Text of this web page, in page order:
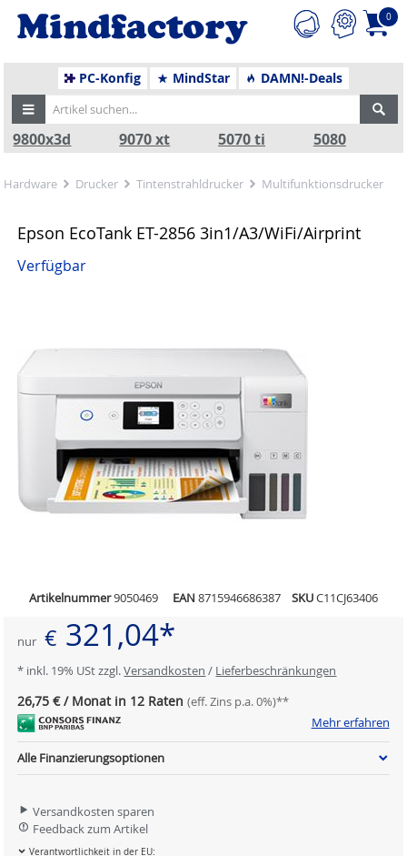
0
PC-Konfig MindStar DAMN!-Deals
9800x3d 9070 xt 5070 ti 5080
Hardware Drucker Tintenstrahldrucker Multifunktionsdrucker
Epson EcoTank ET-2856 3in1/A3/WiFi/Airprint
Verfügbar
Artikelnummer9050469 EAN 8715946686387 SKUC11CJ63406
nur € 321,04*
* inkl. 19% USt zzgl.Versandkosten / Lieferbeschränkungen
26,75 € / Monat in 12 Raten (eff. Zins p.a. 0%)**
Mehr erfahren
Alle Finanzierungsoptionen
Versandkosten sparen
Feedback zum Artikel
Verantwortlichkeit in der EU: